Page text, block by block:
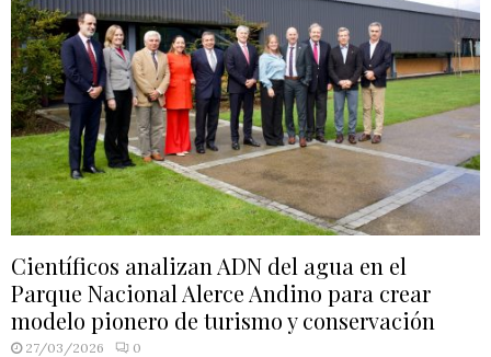
Científicos analizan ADN del agua en el
Parque Nacional Alerce Andino para crear
modelo pionero de turismo y conservación
27/03/2026 0